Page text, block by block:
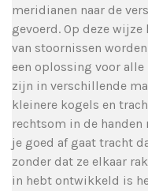
meridianen naar de
gevoerd. Op deze
van stoornissen
een oplossing voor
zijn in verschillende
kleinere kogels en
rechtsom in de handen
je goed af gaat tracht
zonder dat ze elkaar
in hebt ontwikkeld is